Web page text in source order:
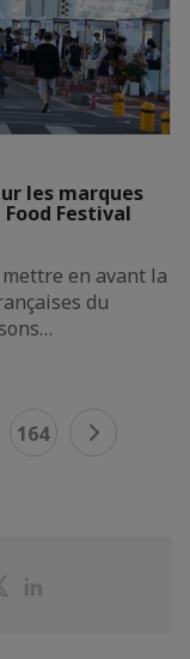
les marques
Festival
en avant la
du
164
Partager